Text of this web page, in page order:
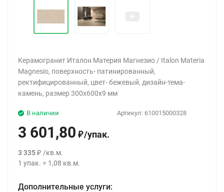
Керамогранит Италон Материя Магнезио / Italon Materia
Magnesio, поверхность- патинированный,
ректифицированный, цвет- бежевый, дизайн-тема-
камень, размер 300x600x9 мм
Артикул: 610015000328
В наличии
3 601,80 ₽/упак.
3 335 ₽ /кв.м.
1 упак. = 1,08 кв.м.
Дополнительные услуги: